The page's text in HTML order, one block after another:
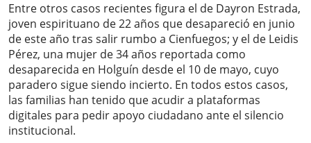
Entre otros casos recientes figura el de Dayron Estrada,
joven espirituano de 22 años que desapareció en junio
de este año tras salir rumbo a Cienfuegos; y el de Leidis
Pérez, una mujer de 34 años reportada como
desaparecida en Holguín desde el 10 de mayo, cuyo
paradero sigue siendo incierto. En todos estos casos,
las familias han tenido que acudir a plataformas
digitales para pedir apoyo ciudadano ante el silencio
institucional.